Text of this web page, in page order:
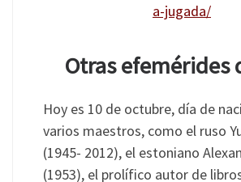
a-jugada/
Otras efemérides
Hoy es 10 de octubre, día de
varios maestros, como el ruso
(1945- 2012), el estoniano
(1953), el prolífico autor de